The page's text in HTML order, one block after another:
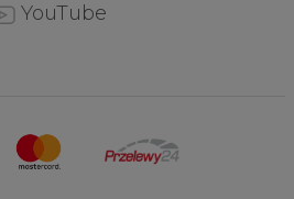
YouTube